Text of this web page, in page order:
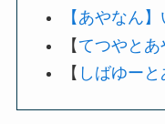
【あやなん
【 てつやとあ
【 しばゆー